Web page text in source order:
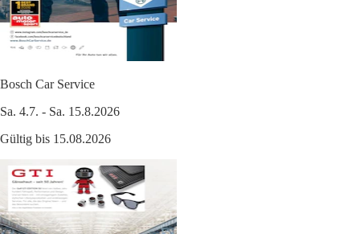
Bosch Car Service
Sa. 4.7. - Sa. 15.8.2026
Gültig bis 15.08.2026